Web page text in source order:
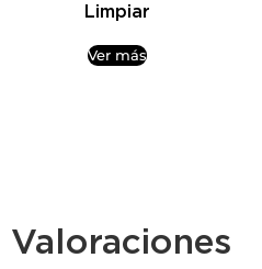
Limpiar
Ver más
Valoraciones